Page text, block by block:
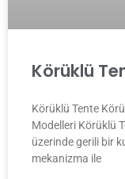
Körüklü
Körüklü Tente
Modelleri Körüklü
üzerinde gerili bir
mekanizma ile